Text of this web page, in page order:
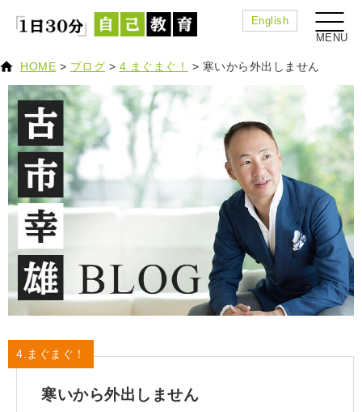
English
HOME > ブログ > 4.まぐまぐ！ > 寒いから外出しません
4.まぐまぐ！
寒いから外出しません